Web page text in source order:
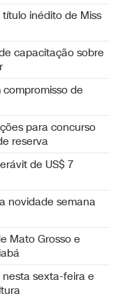
inédito de Miss
capacitação sobre
de
para concurso
reserva
de US$ 7
novidade semana
Mato Grosso e
nesta sexta-feira e